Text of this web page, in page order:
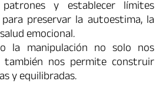
y establecer límites
preservar la autoestima, la
emocional.
la manipulación no solo nos
nos permite construir
y equilibradas.